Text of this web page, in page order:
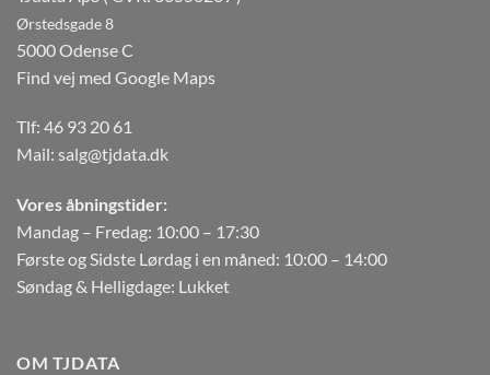
Ørstedsgade 8
5000 Odense C
Find vej med Google Maps
Tlf: 46 93 20 61
Mail: salg@tjdata.dk
Vores åbningstider:
Mandag – Fredag: 10:00 – 17:30
Første og Sidste Lørdag i en måned: 10:00 – 14:00
Søndag & Helligdage: Lukket
OM TJDATA